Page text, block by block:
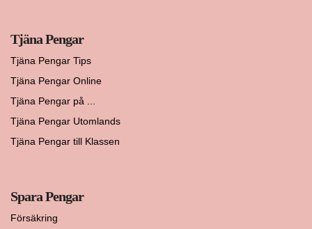
Tjäna Pengar
Tjäna Pengar Tips
Tjäna Pengar Online
Tjäna Pengar på ...
Tjäna Pengar Utomlands
Tjäna Pengar till Klassen
Spara Pengar
Försäkring